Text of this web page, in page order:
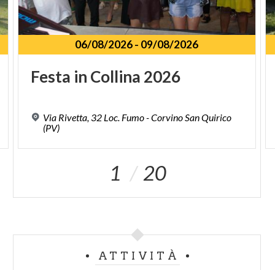
06/08/2026- 09/08/2026
Festa in Collina 2026
Via Rivetta, 32 Loc. Fumo - Corvino San Quirico
(PV)
1 20
ATTIVITÀ